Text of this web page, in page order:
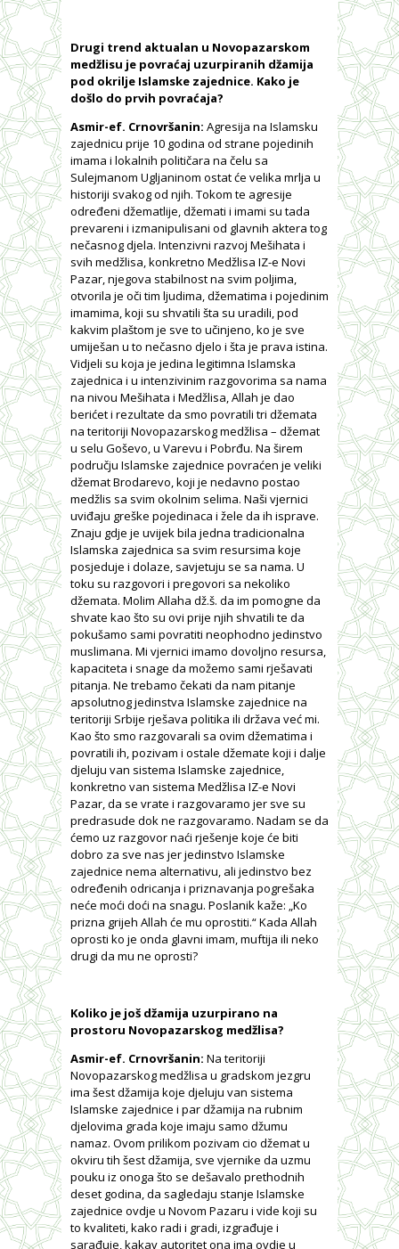
Drugi trend aktualan u Novopazarskom
medžlisu je povraćaj uzurpiranih džamija
pod okrilje Islamske zajednice. Kako je
došlo do prvih povraćaja?
Asmir-ef. Crnovršanin: Agresija na Islamsku
zajednicu prije 10 godina od strane pojedinih
imama i lokalnih političara na čelu sa
Sulejmanom Ugljaninom ostat će velika mrlja u
historiji svakog od njih. Tokom te agresije
određeni džematlije, džemati i imami su tada
prevareni i izmanipulisani od glavnih aktera tog
nečasnog djela. Intenzivni razvoj Mešihata i
svih medžlisa, konkretno Medžlisa IZ-e Novi
Pazar, njegova stabilnost na svim poljima,
otvorila je oči tim ljudima, džematima i pojedinim
imamima, koji su shvatili šta su uradili, pod
kakvim plaštom je sve to učinjeno, ko je sve
umiješan u to nečasno djelo i šta je prava istina.
Vidjeli su koja je jedina legitimna Islamska
zajednica i u intenzivinim razgovorima sa nama
na nivou Mešihata i Medžlisa, Allah je dao
berićet i rezultate da smo povratili tri džemata
na teritoriji Novopazarskog medžlisa – džemat
u selu Goševo, u Varevu i Pobrđu. Na širem
području Islamske zajednice povraćen je veliki
džemat Brodarevo, koji je nedavno postao
medžlis sa svim okolnim selima. Naši vjernici
uviđaju greške pojedinaca i žele da ih isprave.
Znaju gdje je uvijek bila jedna tradicionalna
Islamska zajednica sa svim resursima koje
posjeduje i dolaze, savjetuju se sa nama. U
toku su razgovori i pregovori sa nekoliko
džemata. Molim Allaha dž.š. da im pomogne da
shvate kao što su ovi prije njih shvatili te da
pokušamo sami povratiti neophodno jedinstvo
muslimana. Mi vjernici imamo dovoljno resursa,
kapaciteta i snage da možemo sami rješavati
pitanja. Ne trebamo čekati da nam pitanje
apsolutnog jedinstva Islamske zajednice na
teritoriji Srbije rješava politika ili država već mi.
Kao što smo razgovarali sa ovim džematima i
povratili ih, pozivam i ostale džemate koji i dalje
djeluju van sistema Islamske zajednice,
konkretno van sistema Medžlisa IZ-e Novi
Pazar, da se vrate i razgovaramo jer sve su
predrasude dok ne razgovaramo. Nadam se da
ćemo uz razgovor naći rješenje koje će biti
dobro za sve nas jer jedinstvo Islamske
zajednice nema alternativu, ali jedinstvo bez
određenih odricanja i priznavanja pogrešaka
neće moći doći na snagu. Poslanik kaže: „Ko
prizna grijeh Allah će mu oprostiti.“ Kada Allah
oprosti ko je onda glavni imam, muftija ili neko
drugi da mu ne oprosti?
Koliko je još džamija uzurpirano na
prostoru Novopazarskog medžlisa?
Asmir-ef. Crnovršanin: Na teritoriji
Novopazarskog medžlisa u gradskom jezgru
ima šest džamija koje djeluju van sistema
Islamske zajednice i par džamija na rubnim
djelovima grada koje imaju samo džumu
namaz. Ovom prilikom pozivam cio džemat u
okviru tih šest džamija, sve vjernike da uzmu
pouku iz onoga što se dešavalo prethodnih
deset godina, da sagledaju stanje Islamske
zajednice ovdje u Novom Pazaru i vide koji su
to kvaliteti, kako radi i gradi, izgrađuje i
sarađuje, kakav autoritet ona ima ovdje u